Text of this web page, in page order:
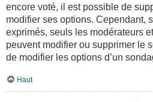
encore voté, il est possible de
modifier ses options. Cependant,
exprimés, seuls les modérateurs
peuvent modifier ou supprimer le
de modifier les options d’un
Haut